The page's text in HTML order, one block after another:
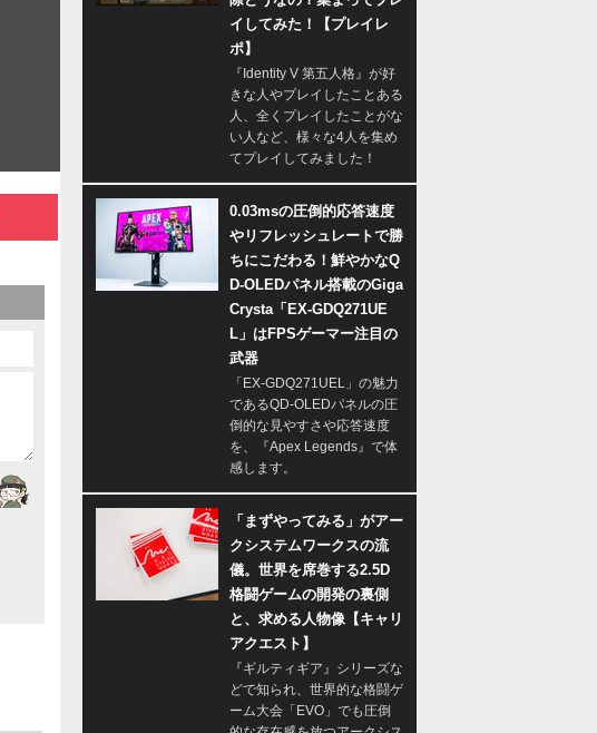
イしてみた！【プレイレ
ポ】
『Identity V 第五人格』が好
きな人やプレイしたことある
人、全くプレイしたことがな
い人など、様々な4人を集め
てプレイしてみました！
0.03msの圧倒的応答速度
やリフレッシュレートで勝
ちにこだわる！鮮やかなQ
D-OLEDパネル搭載のGiga
Crysta「EX-GDQ271UE
L」はFPSゲーマー注目の
武器
「EX-GDQ271UEL」の魅力
であるQD-OLEDパネルの圧
倒的な見やすさや応答速度
を、『Apex Legends』で体
感します。
「まずやってみる」がアー
クシステムワークスの流
儀。世界を席巻する2.5D
格闘ゲームの開発の裏側
と、求める人物像【キャリ
アクエスト】
『ギルティギア』シリーズな
どで知られ、世界的な格闘ゲ
ーム大会「EVO」でも圧倒